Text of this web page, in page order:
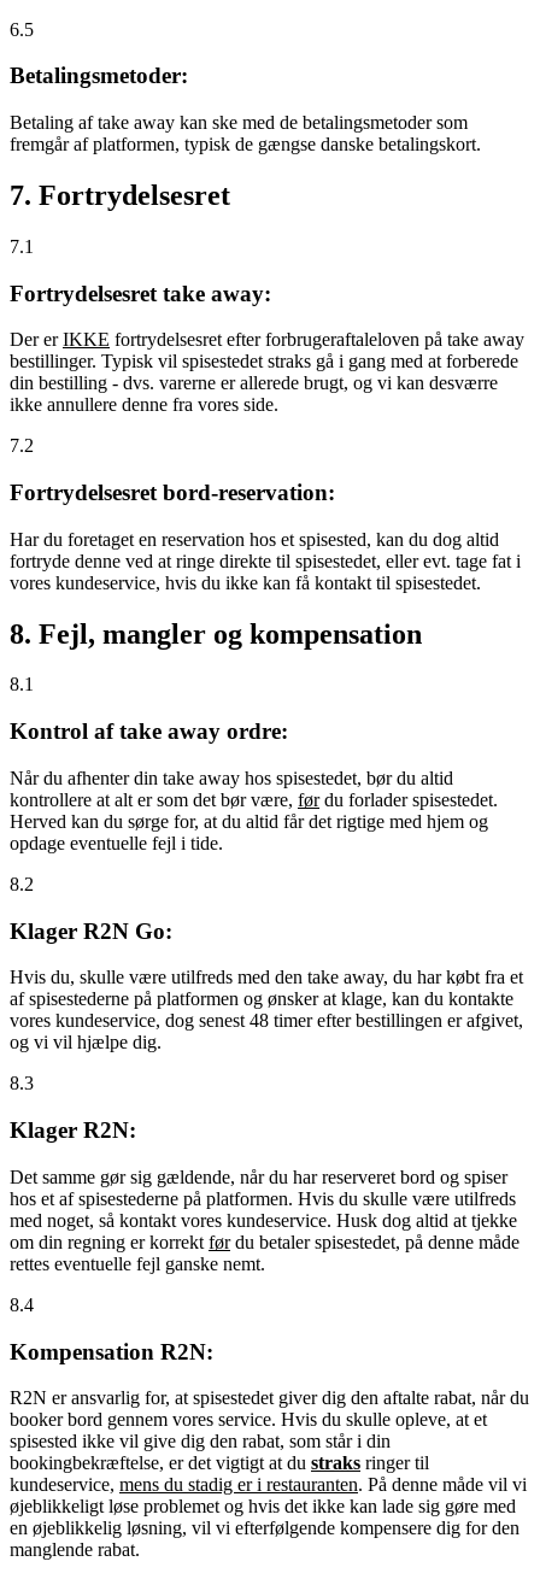
6.5
Betalingsmetoder:
Betaling af take away kan ske med de betalingsmetoder som
fremgår af platformen, typisk de gængse danske betalingskort.
7. Fortrydelsesret
7.1
Fortrydelsesret take away:
Der erIKKE fortrydelsesret efter forbrugeraftaleloven på take away
bestillinger. Typisk vil spisestedet straks gå i gang med at forberede
din bestilling - dvs. varerne er allerede brugt, og vi kan desværre
ikke annullere denne fra vores side.
7.2
Fortrydelsesret bord-reservation:
Har du foretaget en reservation hos et spisested, kan du dog altid
fortryde denne ved at ringe direkte til spisestedet, eller evt. tage fat i
vores kundeservice, hvis du ikke kan få kontakt til spisestedet.
8. Fejl, mangler og kompensation
8.1
Kontrol af take away ordre:
Når du afhenter din take away hos spisestedet, bør du altid
kontrollere at alt er som det bør være, førdu forlader spisestedet.
Herved kan du sørge for, at du altid får det rigtige med hjem og
opdage eventuelle fejl i tide.
8.2
Klager R2N Go:
Hvis du, skulle være utilfreds med den take away, du har købt fra et
af spisestederne på platformen og ønsker at klage, kan du kontakte
vores kundeservice, dog senest 48 timer efter bestillingen er afgivet,
og vi vil hjælpe dig.
8.3
Klager R2N:
Det samme gør sig gældende, når du har reserveret bord og spiser
hos et af spisestederne på platformen. Hvis du skulle være utilfreds
med noget, så kontakt vores kundeservice. Husk dog altid at tjekke
om din regning er korrekt førdu betaler spisestedet, på denne måde
rettes eventuelle fejl ganske nemt.
8.4
Kompensation R2N:
R2N er ansvarlig for, at spisestedet giver dig den aftalte rabat, når du
booker bord gennem vores service. Hvis du skulle opleve, at et
spisested ikke vil give dig den rabat, som står i din
bookingbekræftelse, er det vigtigt at du straks ringer til
kundeservice, mens du stadig er i restauranten. På denne måde vil vi
øjeblikkeligt løse problemet og hvis det ikke kan lade sig gøre med
en øjeblikkelig løsning, vil vi efterfølgende kompensere dig for den
manglende rabat.